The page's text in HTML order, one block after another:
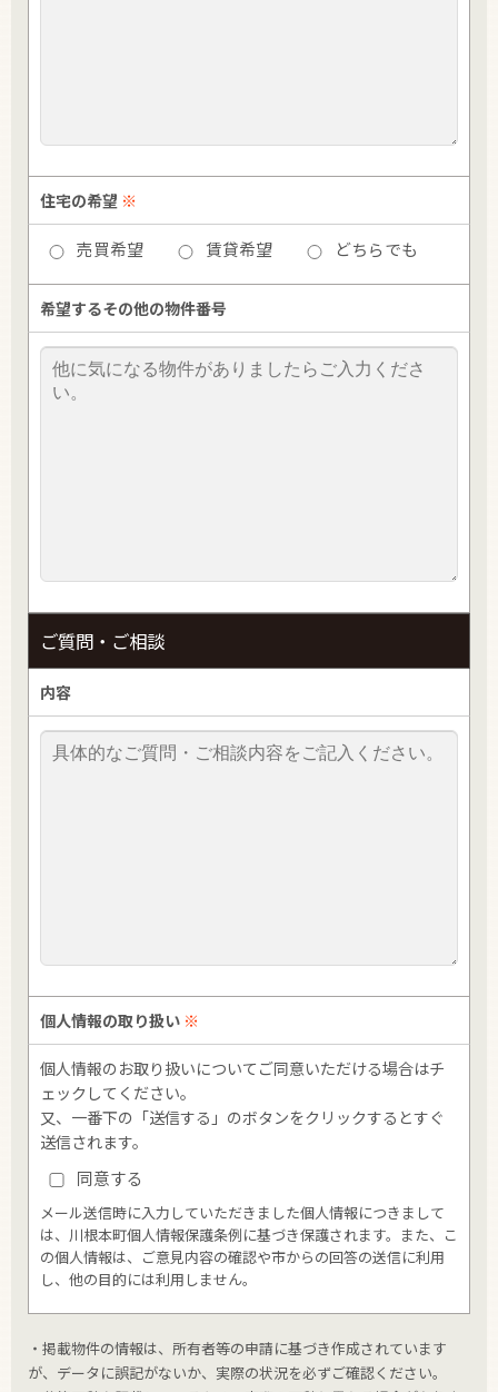
住宅の希望 ※
売買希望 賃貸希望 どちらでも
希望するその他の物件番号
ご質問・ご相談
内容
個人情報の取り扱い ※
個人情報のお取り扱いについてご同意いただける場合はチ
ェックしてください。
又、一番下の「送信する」のボタンをクリックするとすぐ
送信されます。
同意する
メール送信時に入力していただきました個人情報につきまして
は、川根本町個人情報保護条例に基づき保護されます。また、こ
の個人情報は、ご意見内容の確認や市からの回答の送信に利用
し、他の目的には利用しません。
・掲載物件の情報は、所有者等の申請に基づき作成されています
が、データに誤記がないか、実際の状況を必ずご確認ください。